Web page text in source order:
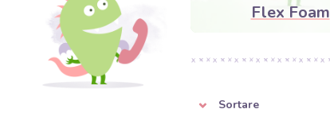
Flex Foam
Sortare